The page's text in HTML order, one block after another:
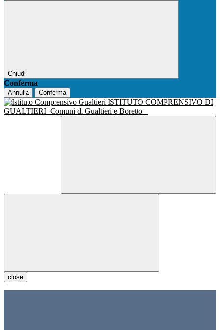
Chiudi
Conferma
Annulla Conferma
ISTITUTO COMPRENSIVO DI
GUALTIERI Comuni di Gualtieri e Boretto
close